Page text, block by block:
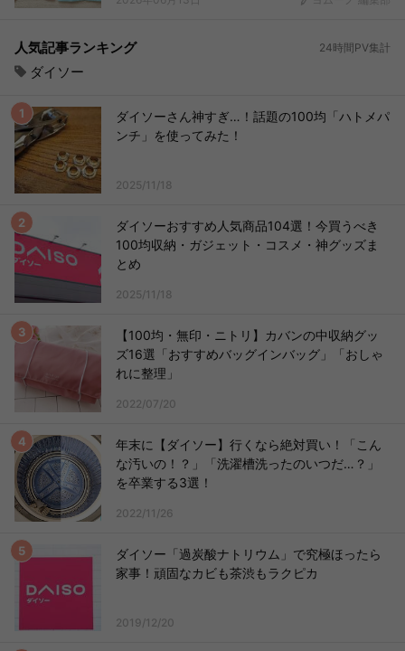
人気記事ランキング 24時間PV集計
ダイソー
ダイソーさん神すぎ…！話題の100均「ハトメパ
ンチ」を使ってみた！
2025/11/18
ダイソーおすすめ人気商品104選！今買うべき
100均収納・ガジェット・コスメ・神グッズま
とめ
2025/11/18
【100均・無印・ニトリ】カバンの中収納グッ
ズ16選「おすすめバッグインバッグ」「おしゃ
れに整理」
2022/07/20
年末に【ダイソー】行くなら絶対買い！「こん
な汚いの！？」「洗濯槽洗ったのいつだ…？」
を卒業する3選！
2022/11/26
ダイソー「過炭酸ナトリウム」で究極ほったら
家事！頑固なカビも茶渋もラクピカ
2019/12/20